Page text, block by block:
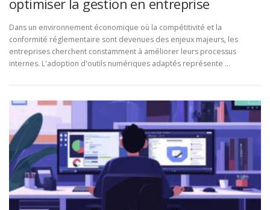
Dans un environnement économique où la compétitivité et la
conformité réglementaire sont devenues des enjeux majeurs, les
entreprises cherchent constamment à améliorer leurs processus
internes. L'adoption d'outils numériques adaptés représente …